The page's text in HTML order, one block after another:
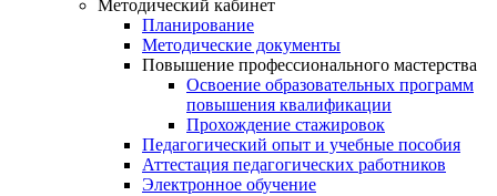
Методический кабинет
Планирование
Методические документы
Повышение профессионального мастерства
Освоение образовательных программ
повышения квалификации
Прохождение стажировок
Педагогический опыт и учебные пособия
Аттестация педагогических работников
Электронное обучение